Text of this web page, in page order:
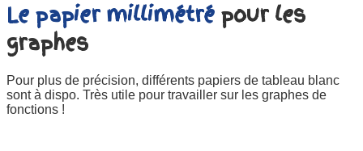
Le papier millimétré pour les
graphes
Pour plus de précision, différents papiers de tableau blanc
sont à dispo. Très utile pour travailler sur les graphes de
fonctions !